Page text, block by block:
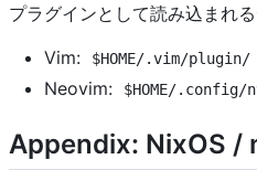
プラグインとして読み込まれ
Vim:
$HOME/.vim/plugin/
Neovim:
$HOME/
Appendix: NixOS /